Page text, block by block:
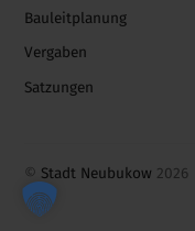
Bauleitplanung
Vergaben
Satzungen
© Stadt Neubukow 2026